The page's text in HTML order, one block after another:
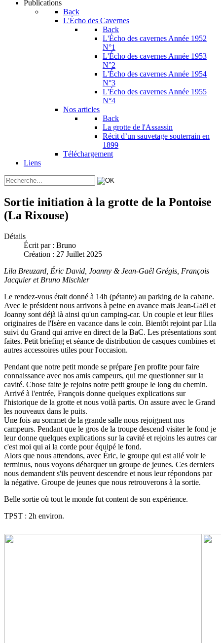
Publications
Back
L'Écho des Cavernes
Back
L'Écho des cavernes Année 1952
N°1
L'Écho des cavernes Année 1953
N°2
L'Écho des cavernes Année 1954
N°3
L'Écho des cavernes Année 1955
N°4
Nos articles
Back
La grotte de l'Assassin
Récit d’un sauvetage souterrain en
1899
Téléchargement
Liens
Sortie initiation à la grotte de la Pontoise
(La Rixouse)
Détails
Écrit par : Bruno
Création : 27 Juillet 2025
Lila Breuzard, Éric David, Joanny & Jean-Gaël Grégis, François
Jacquier et Bruno Mischler
Le rendez-vous était donné à 14h (pétante) au parking de la cabane.
Avec le président nous arrivons à peine en avance mais Jean-Gaël et
Joanny sont déjà là ainsi qu'un camping-car. Un couple et leur filles
originaires de l'Isère en vacance dans le coin. Bientôt rejoint par Lila
suivi du Grand qui arrive en direct de la BaC. Les présentations sont
faites. Petit briefing et séance de distribution de casques combines et
autres accessoires utiles pour l'occasion.
Pendant que notre petit monde se prépare j'en profite pour faire
connaissance avec nos amis campeurs, qui me questionner sur la
cavité. Chose faite je rejoins notre petit groupe le long du chemin.
Arrivé à l'entrée, François donne quelques explications sur
l'historique de la grotte et nous voilà partis. On assure avec le Grand
les nouveaux dans le puits.
Une fois au sommet de la grande salle nous rejoignent nos
campeurs. Pendant que le gros de la troupe descend visiter le fond je
leur donne quelques explications sur la cavité et rejoins les autres car
c'est moi qui ai la corde pour équipé le fond.
Alors que nous attendons, avec Éric, le groupe qui est allé voir le
terminus, nous voyons débarquer un groupe de jeunes. Ces derniers
nous demandent s'ils peuvent descendre et nous leur répondons par
la négative. Groupe de jeunes que nous retrouverons à la sortie.
Belle sortie où tout le monde fut content de son expérience.
TPST : 2h environ.